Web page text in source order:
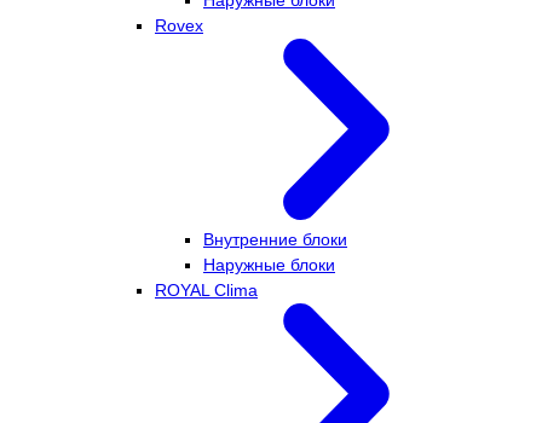
Rovex
Внутренние блоки
Наружные блоки
ROYAL Clima